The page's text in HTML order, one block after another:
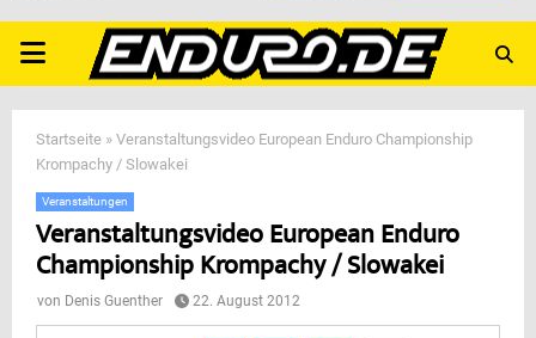
PRIMARY
MENU
Startseite » Veranstaltungsvideo European Enduro Championship
Krompachy / Slowakei
Veranstaltungen
Veranstaltungsvideo European Enduro
Championship Krompachy / Slowakei
von Denis Guenther 22. August 2012